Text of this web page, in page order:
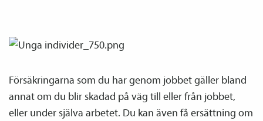
Försäkringarna som du har genom jobbet gäller bland
annat om du blir skadad på väg till eller från jobbet,
eller under själva arbetet. Du kan även få ersättning om